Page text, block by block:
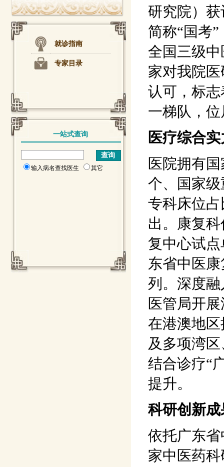
就诊指南
专家目录
一站式查询
输入病名查找医生 其它
研究院）
简称“国考
全国三级
家对我院
认可，标
一梯队，
医疗综合
医院拥有
个、国家
专科床位
出。康复
复中心试
东省中医
列。深度
医管局开
在港澳地
及多项湾
结合诊疗“
提升。
科研创新
依托广东
家中医药